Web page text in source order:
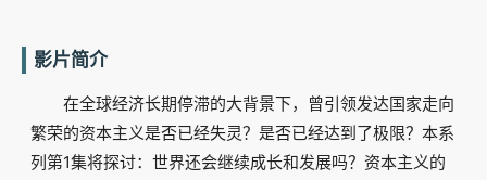
影片简介
在全球经济长期停滞的大背景下，曾引领发达国家走向
繁荣的资本主义是否已经失灵？是否已经达到了极限？本系
列第1集将探讨：世界还会继续成长和发展吗？资本主义的